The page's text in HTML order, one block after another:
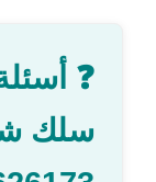
❓
سلك